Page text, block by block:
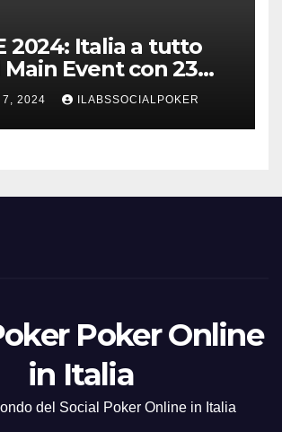
2024: Italia a tutto
Event con 23
day 3
7, 2024 ILABSSOCIALPOKER
Poker Online
in Italia
del Social Poker Online in Italia